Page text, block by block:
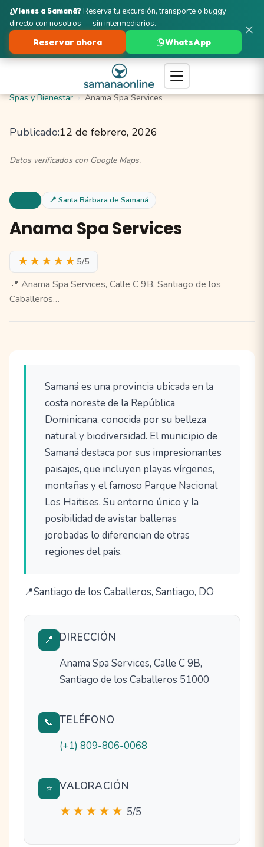
Turismo en Samaná
Santa Bárbara de Samaná
Spas y Bienestar
Anama Spa Services
Publicado:12 de febrero, 2026
Datos verificados con Google Maps.
📍 Santa Bárbara de Samaná
Anama Spa Services
★★★★★ 5/5
📍 Anama Spa Services, Calle C 9B, Santiago de los
Caballeros…
Samaná es una provincia ubicada en la
costa noreste de la República
Dominicana, conocida por su belleza
natural y biodiversidad. El municipio de
Samaná destaca por sus impresionantes
paisajes, que incluyen playas vírgenes,
montañas y el famoso Parque Nacional
Los Haitises. Su entorno único y la
posibilidad de avistar ballenas
jorobadas lo diferencian de otras
regiones del país.
Santiago de los Caballeros, Santiago, DO
📍 DIRECCIÓN
Anama Spa Services, Calle C 9B,
Santiago de los Caballeros 51000
📞 TELÉFONO
(+1) 809-806-0068
⭐ VALORACIÓN
★★★★★ 5/5
×
¿Vienes a Samaná? Reserva tu excursión, transporte o buggy
directo con nosotros — sin intermediarios.
Reservar ahora WhatsApp